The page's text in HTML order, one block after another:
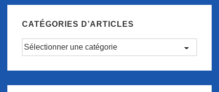
CATÉGORIES D’ARTICLES
Catégories